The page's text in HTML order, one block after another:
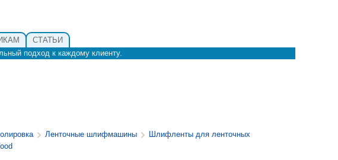
СТАТЬИ
подход к каждому клиенту.
Ленточные шлифмашины
Шлифленты для ленточных